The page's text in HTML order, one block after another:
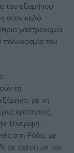
του εξαμήνου
στον καλό
γαστρονομία
πολυκοσμία του
τη
με τη
κρατήσεις,
Τενερίφη.
στη Ρόδο, με
σε σχέση με την